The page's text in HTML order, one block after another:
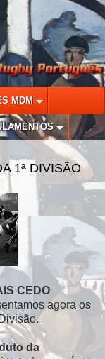
MDM
1ª DIVISÃO
CEDO
agora os
da